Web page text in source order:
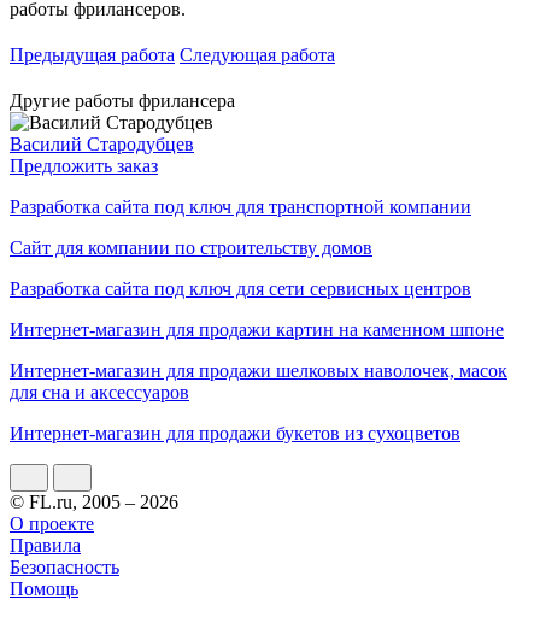
работы фрилансеров.
Предыдущая работа Следующая работа
Другие работы фрилансера
Василий Стародубцев
Предложить заказ
Разработка сайта под ключ для транспортной компании
Сайт для компании по строительству домов
Разработка сайта под ключ для сети сервисных центров
Интернет-магазин для продажи картин на каменном шпоне
Интернет-магазин для продажи шелковых наволочек, масок
для сна и аксессуаров
Интернет-магазин для продажи букетов из сухоцветов
© FL.ru, 2005 – 2026
О проекте
Правила
Безопасность
Помощь